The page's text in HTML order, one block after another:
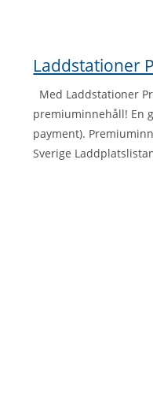
Laddstationer
Med Laddstationer
premiuminnehåll! En
payment).
Sverige